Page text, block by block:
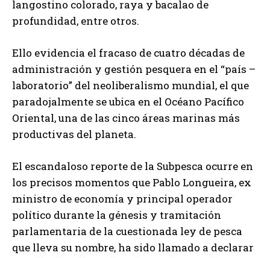
langostino colorado, raya y bacalao de
profundidad, entre otros.
Ello evidencia el fracaso de cuatro décadas de
administración y gestión pesquera en el “país –
laboratorio” del neoliberalismo mundial, el que
paradojalmente se ubica en el Océano Pacífico
Oriental, una de las cinco áreas marinas más
productivas del planeta.
El escandaloso reporte de la Subpesca ocurre en
los precisos momentos que Pablo Longueira, ex
ministro de economía y principal operador
político durante la génesis y tramitación
parlamentaria de la cuestionada ley de pesca
que lleva su nombre, ha sido llamado a declarar